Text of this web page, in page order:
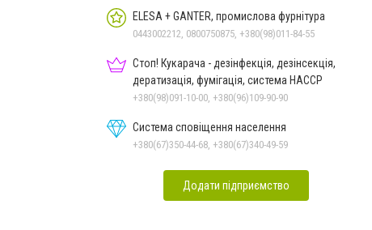
ELESA + GANTER, промислова фурнітура
0443002212, 0800750875, +380(98)011-84-55
Стоп! Кукарача - дезінфекція, дезінсекція,
дератизація, фумігація, система HACCP
+380(98)091-10-00, +380(96)109-90-90
Система сповіщення населення
+380(67)350-44-68, +380(67)340-49-59
Додати підприємство